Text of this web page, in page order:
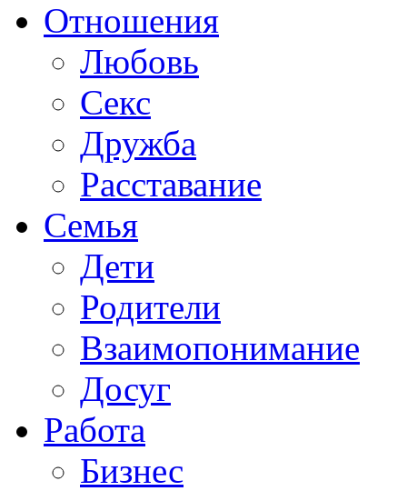
Отношения
Любовь
Секс
Дружба
Расставание
Семья
Дети
Родители
Взаимопонимание
Досуг
Работа
Бизнес